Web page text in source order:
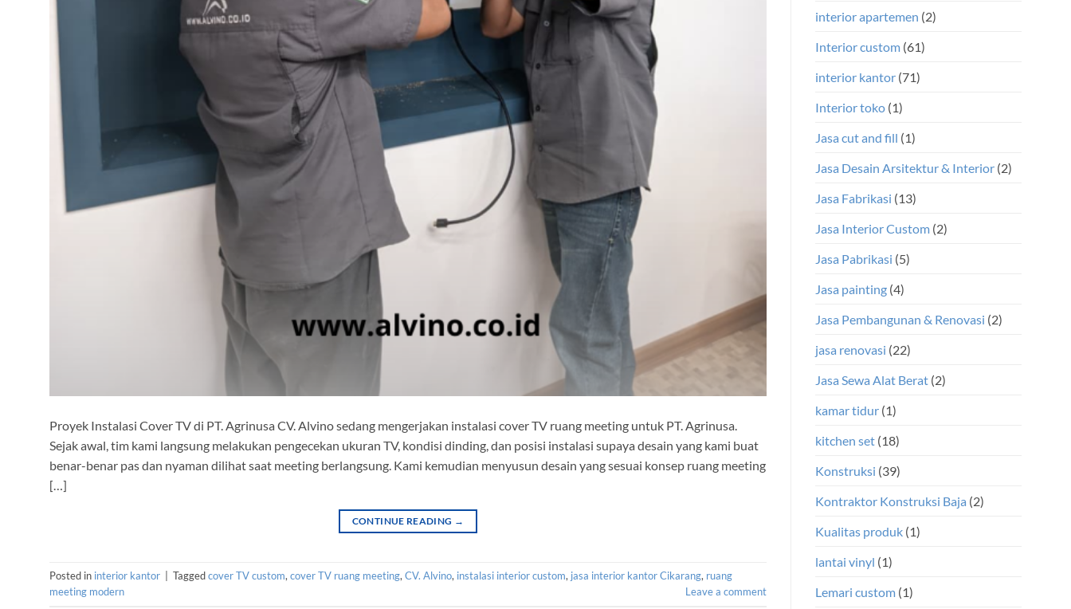
Proyek Instalasi Cover TV di PT. Agrinusa CV. Alvino sedang mengerjakan instalasi cover TV ruang meeting untuk PT. Agrinusa.
Sejak awal, tim kami langsung melakukan pengecekan ukuran TV, kondisi dinding, dan posisi instalasi supaya desain yang kami buat
benar-benar pas dan nyaman dilihat saat meeting berlangsung. Kami kemudian menyusun desain yang sesuai konsep ruang meeting
[…]
CONTINUE READING →
Posted in interior kantor Taggedcover TV custom, cover TV ruang meeting, CV. Alvino, instalasi interior custom, jasa interior kantor Cikarang, ruang
meeting modern
Leave a comment
interior apartemen (2)
Interior custom (61)
interior kantor (71)
Interior toko (1)
Jasa cut and fill (1)
Jasa Desain Arsitektur & Interior (2)
Jasa Fabrikasi (13)
Jasa Interior Custom (2)
Jasa Pabrikasi (5)
Jasa painting (4)
Jasa Pembangunan & Renovasi (2)
jasa renovasi (22)
Jasa Sewa Alat Berat (2)
kamar tidur (1)
kitchen set (18)
Konstruksi (39)
Kontraktor Konstruksi Baja (2)
Kualitas produk (1)
lantai vinyl (1)
Lemari custom (1)